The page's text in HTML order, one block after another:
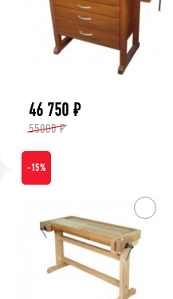
46 750 ₽
55000 ₽
-15%